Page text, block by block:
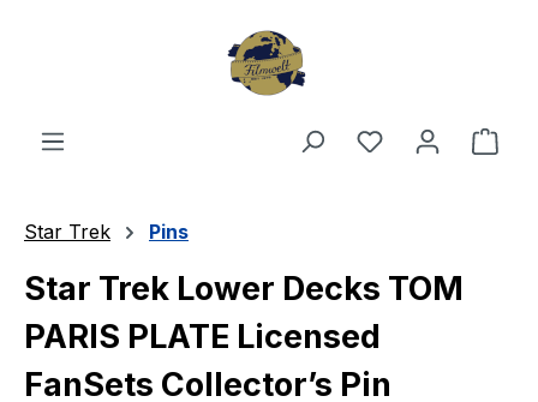
Du hast 0
Star Trek Pins
Star Trek Lower Decks TOM
PARIS PLATE Licensed
FanSets Collector’s Pin